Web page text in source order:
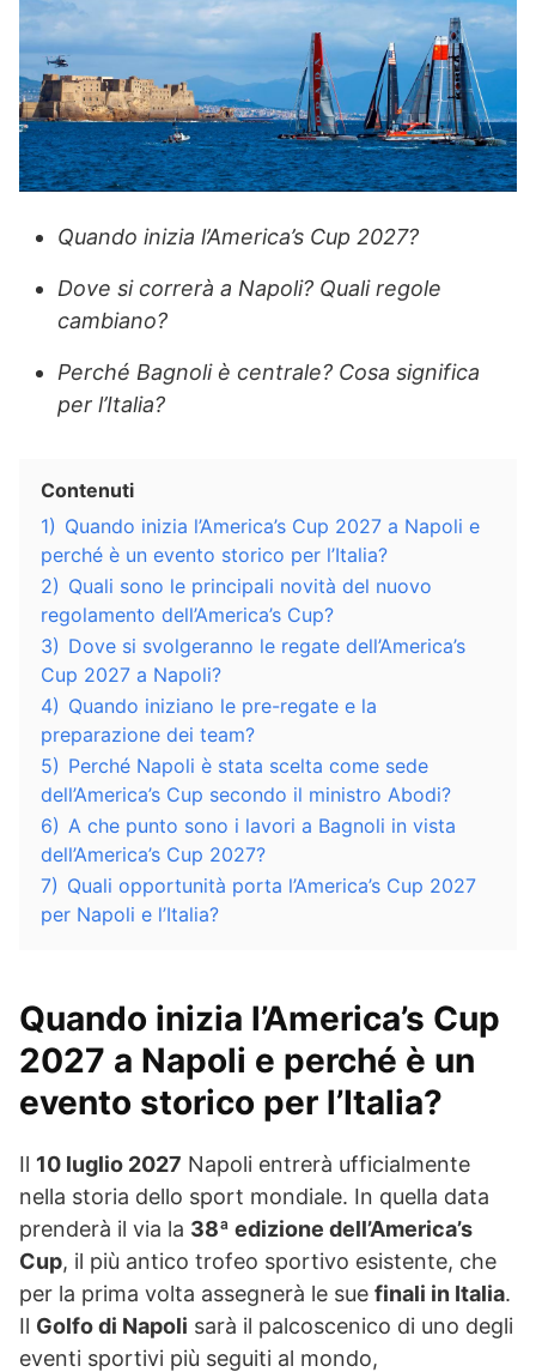
Quando inizia l’America’s Cup 2027?
Dove si correrà a Napoli? Quali regole
cambiano?
Perché Bagnoli è centrale? Cosa significa
per l’Italia?
Contenuti
1) Quando inizia l’America’s Cup 2027 a Napoli e
perché è un evento storico per l’Italia?
2) Quali sono le principali novità del nuovo
regolamento dell’America’s Cup?
3) Dove si svolgeranno le regate dell’America’s
Cup 2027 a Napoli?
4) Quando iniziano le pre-regate e la
preparazione dei team?
5) Perché Napoli è stata scelta come sede
dell’America’s Cup secondo il ministro Abodi?
6) A che punto sono i lavori a Bagnoli in vista
dell’America’s Cup 2027?
7) Quali opportunità porta l’America’s Cup 2027
per Napoli e l’Italia?
Quando inizia l’America’s Cup
2027 a Napoli e perché è un
evento storico per l’Italia?
Il 10 luglio 2027 Napoli entrerà ufficialmente
nella storia dello sport mondiale. In quella data
prenderà il via la 38ª edizione dell’America’s
Cup, il più antico trofeo sportivo esistente, che
per la prima volta assegnerà le sue finali in Italia.
Il Golfo di Napoli sarà il palcoscenico di uno degli
eventi sportivi più seguiti al mondo,